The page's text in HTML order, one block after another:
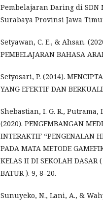
Pembelajaran Daring di SDN
Surabaya Provinsi Jawa
Setyawan, C. E., & Ahsan.
PEMBELAJARAN BAHASA
Setyosari, P. (2014).
YANG EFEKTIF DAN
Shebastian, I. G. R., Putrama,
(2020). PENGEMBANGAN
INTERAKTIF “PENGENALAN
PADA MATA METODE
KELAS II DI SEKOLAH DASAR
BATUR ). 9, 8–20.
Sunuyeko, N., Lani, A., &